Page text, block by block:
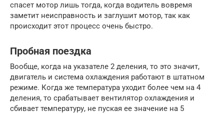
спасет мотор лишь тогда, когда водитель вовремя
заметит неисправность и заглушит мотор, так как
происходит этот процесс очень быстро.
Пробная поездка
Вообще, когда на указателе 2 деления, то это значит,
двигатель и система охлаждения работают в штатном
режиме. Когда же температура уходит более чем на 4
деления, то срабатывает вентилятор охлаждения и
сбивает температуру, не пуская ее значение на 5